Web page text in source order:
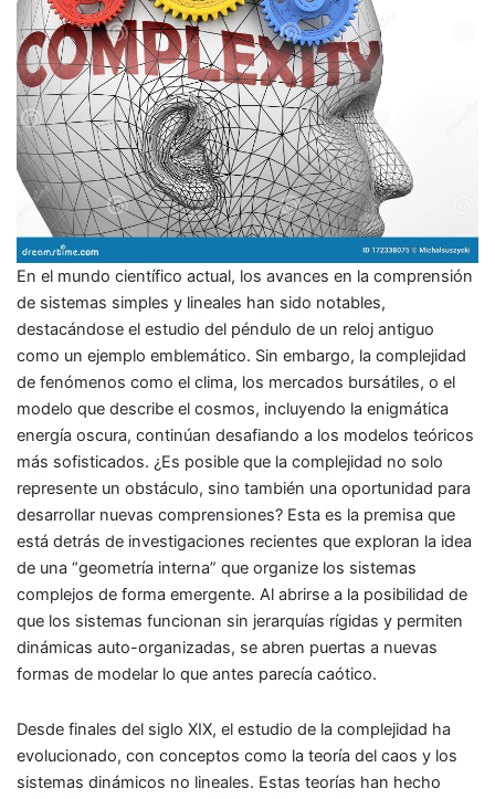
En el mundo científico actual, los avances en la comprensión
de sistemas simples y lineales han sido notables,
destacándose el estudio del péndulo de un reloj antiguo
como un ejemplo emblemático. Sin embargo, la complejidad
de fenómenos como el clima, los mercados bursátiles, o el
modelo que describe el cosmos, incluyendo la enigmática
energía oscura, continúan desafiando a los modelos teóricos
más sofisticados. ¿Es posible que la complejidad no solo
represente un obstáculo, sino también una oportunidad para
desarrollar nuevas comprensiones? Esta es la premisa que
está detrás de investigaciones recientes que exploran la idea
de una “geometría interna” que organize los sistemas
complejos de forma emergente. Al abrirse a la posibilidad de
que los sistemas funcionan sin jerarquías rígidas y permiten
dinámicas auto-organizadas, se abren puertas a nuevas
formas de modelar lo que antes parecía caótico.
Desde finales del siglo XIX, el estudio de la complejidad ha
evolucionado, con conceptos como la teoría del caos y los
sistemas dinámicos no lineales. Estas teorías han hecho